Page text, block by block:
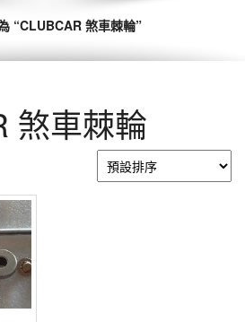
“CLUBCAR 煞車棘輪”
煞車棘輪